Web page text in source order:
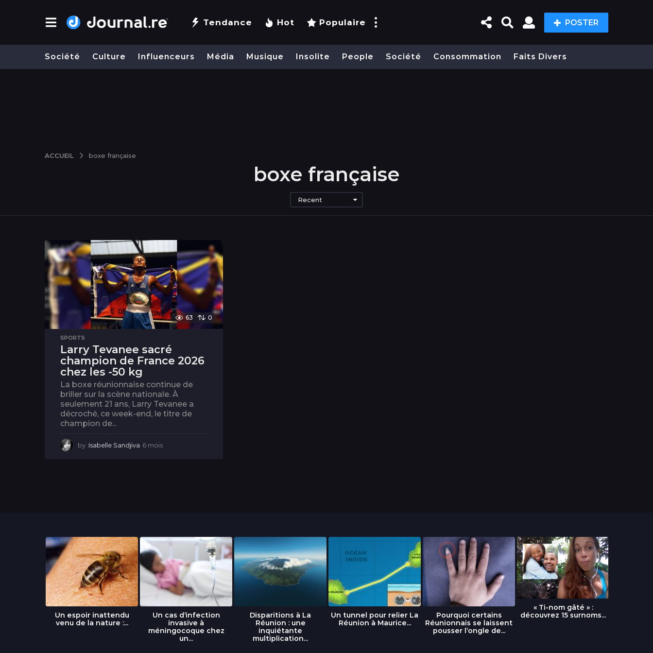
Tendance Hot Populaire POSTER
Société Culture Influenceurs Média Musique Insolite People Société Consommation Faits Divers
ACCUEIL boxe française
boxe française
Recent
63 0
SPORTS
Larry Tevanee sacré
champion de France 2026
chez les -50 kg
La boxe réunionnaise continue de
briller sur la scène nationale. À
seulement 21 ans, Larry Tevanee a
décroché, ce week-end, le titre de
champion de...
by Isabelle Sandjiva 6 mois
Un espoir inattendu
venu de la nature :...
Un cas d’infection
invasive à
méningocoque chez
un...
Disparitions à La
Réunion : une
inquiétante
multiplication...
Un tunnel pour relier La
Réunion à Maurice...
Pourquoi certains
Réunionnais se laissent
pousser l’ongle de...
« Ti-nom gâté » :
découvrez 15 surnoms...